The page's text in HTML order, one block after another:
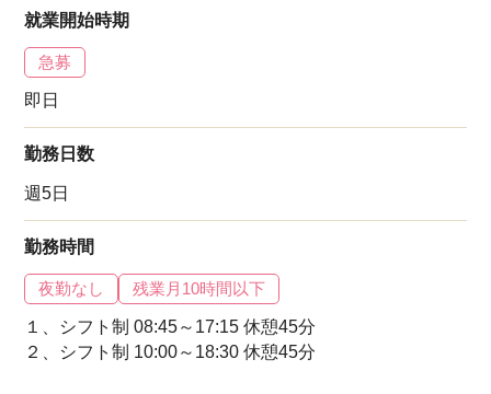
就業開始時期
急募
即日
勤務日数
週5日
勤務時間
夜勤なし 残業月10時間以下
１、シフト制 08:45～17:15 休憩45分
２、シフト制 10:00～18:30 休憩45分